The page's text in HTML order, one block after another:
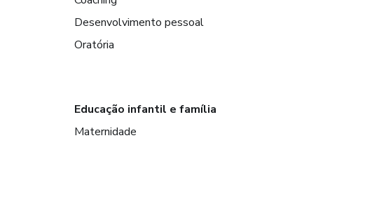
Desenvolvimento pessoal
Oratória
Educação infantil e família
Maternidade